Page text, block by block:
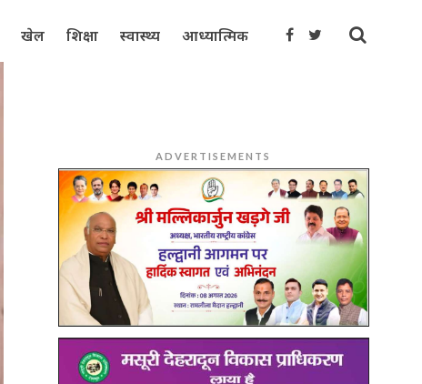
खेल शिक्षा स्वास्थ्य आध्यात्मिक
ADVERTISEMENTS